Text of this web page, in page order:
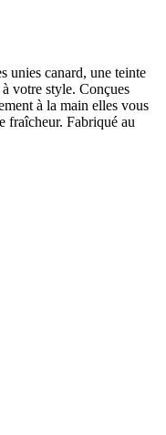
unies canard, une teinte
votre style. Conçues
à la main elles vous
fraîcheur. Fabriqué au